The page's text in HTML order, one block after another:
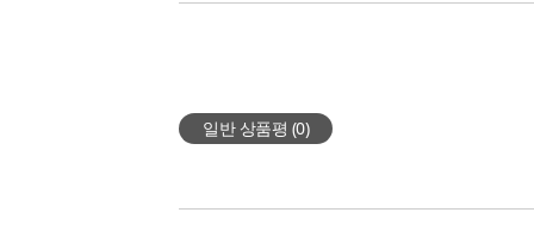
일반 상품평 (0)